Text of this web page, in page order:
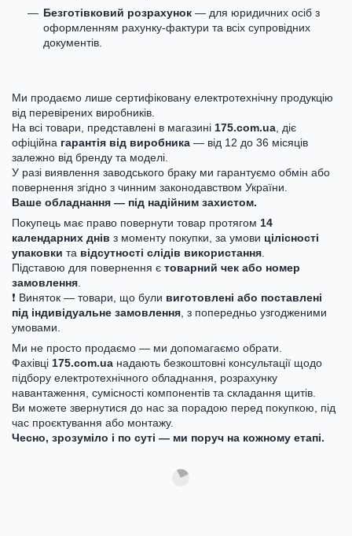
Безготівковий розрахунок — для юридичних осіб з
оформленням рахунку-фактури та всіх супровідних
документів.
Ми продаємо лише сертифіковану електротехнічну продукцію
від перевірених виробників.
На всі товари, представлені в магазині 175.com.ua , діє
офіційна гарантія від виробника — від 12 до 36 місяців
залежно від бренду та моделі.
У разі виявлення заводського браку ми гарантуємо обмін або
повернення згідно з чинним законодавством України.
Ваше обладнання — під надійним захистом.
Покупець має право повернути товар протягом 14
календарних днів з моменту покупки, за умови цілісності
упаковки та відсутності слідів використання
Підставою для повернення є товарний чек або номер
замовлення
❗ Виняток — товари, що були виготовлені або поставлені
під індивідуальне замовлення , з попередньо узгодженими
умовами.
Ми не просто продаємо — ми допомагаємо обрати.
Фахівці 175.com.ua надають безкоштовні консультації щодо
підбору електротехнічного обладнання, розрахунку
навантаження, сумісності компонентів та складання щитів.
Ви можете звернутися до нас за порадою перед покупкою, під
час проєктування або монтажу.
Чесно, зрозуміло і по суті — ми поруч на кожному етапі.